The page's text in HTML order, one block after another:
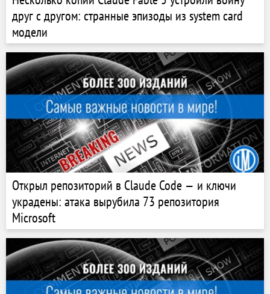
друг с другом: странные эпизоды из system card
модели
Открыл репозиторий в Claude Code — и ключи
украдены: атака вырубила 73 репозитория
Microsoft